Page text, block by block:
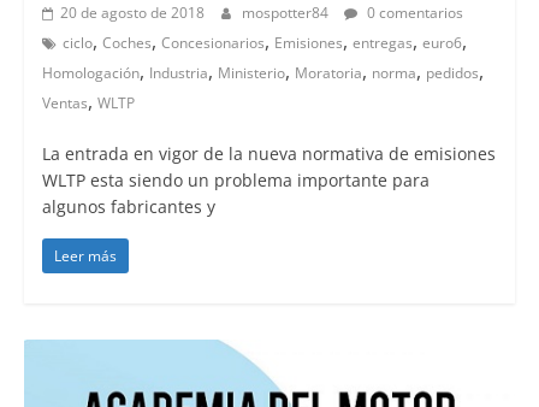
20 de agosto de 2018 mospotter84
0 comentarios
ciclo, Coches, Concesionarios, Emisiones, entregas, euro6,
Homologación, Industria, Ministerio, Moratoria, norma, pedidos,
Ventas, WLTP
La entrada en vigor de la nueva normativa de emisiones
WLTP esta siendo un problema importante para
algunos fabricantes y
Leer más